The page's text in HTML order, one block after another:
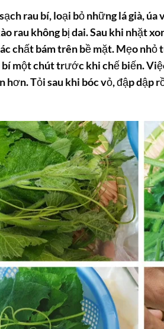
rau bí, loại bỏ những lá già,
rau không bị dai. Sau khi nhặt
chất bám trên bề mặt. Mẹo nhỏ
bí một chút trước khi chế biến.
hơn. Tỏi sau khi bóc vỏ, đập dập